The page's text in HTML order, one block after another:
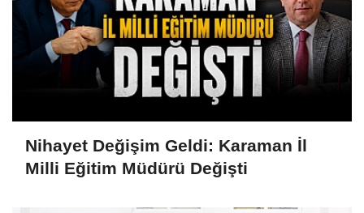
Nihayet Değişim Geldi: Karaman İl
Milli Eğitim Müdürü Değişti